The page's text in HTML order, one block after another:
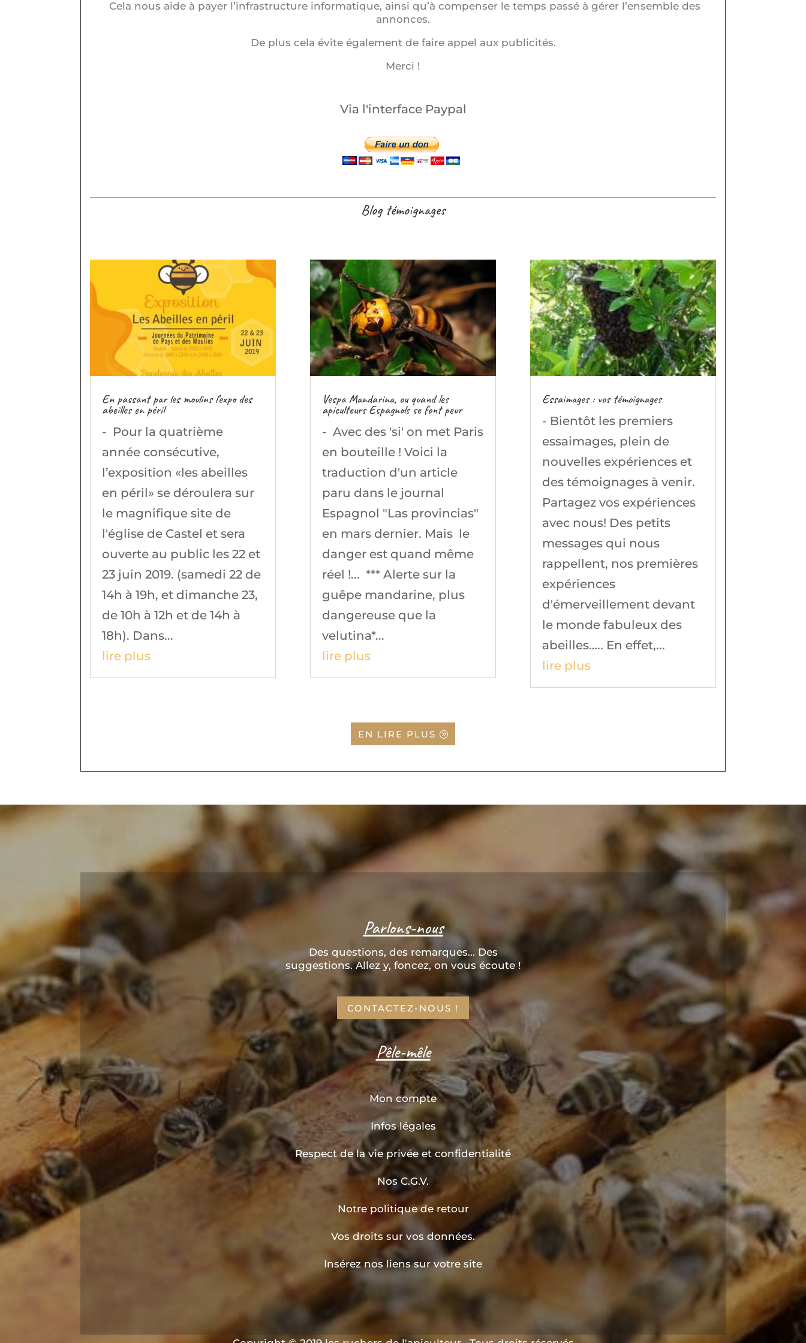
Cela nous aide à payer l’infrastructure informatique, ainsi qu’à compenser le temps passé à gérer l’ensemble des
annonces.
De plus cela évite également de faire appel aux publicités.
Merci !
Via l'interface Paypal
Blog témoignages
En passant par les moulins l’expo des
abeilles en péril
- Pour la quatrième
année consécutive,
l’exposition «les abeilles
en péril» se déroulera sur
le magnifique site de
l'église de Castel et sera
ouverte au public les 22 et
23 juin 2019. (samedi 22 de
14h à 19h, et dimanche 23,
de 10h à 12h et de 14h à
18h). Dans...
lire plus
Vespa Mandarina, ou quand les
apiculteurs Espagnols se font peur
- Avec des 'si' on met Paris
en bouteille ! Voici la
traduction d'un article
paru dans le journal
Espagnol "Las provincias"
en mars dernier. Mais le
danger est quand même
réel !... *** Alerte sur la
guêpe mandarine, plus
dangereuse que la
velutina*...
lire plus
Essaimages : vos témoignages
- Bientôt les premiers
essaimages, plein de
nouvelles expériences et
des témoignages à venir.
Partagez vos expériences
avec nous! Des petits
messages qui nous
rappellent, nos premières
expériences
d'émerveillement devant
le monde fabuleux des
abeilles….. En effet,...
lire plus
EN LIRE PLUS
Parlons-nous
Des questions, des remarques... Des
suggestions. Allez y, foncez, on vous écoute !
CONTACTEZ-NOUS !
Pêle-mêle
Mon compte
Infos légales
Respect de la vie privée et confidentialité
Nos C.G.V.
Notre politique de retour
Vos droits sur vos données.
Insérez nos liens sur votre site